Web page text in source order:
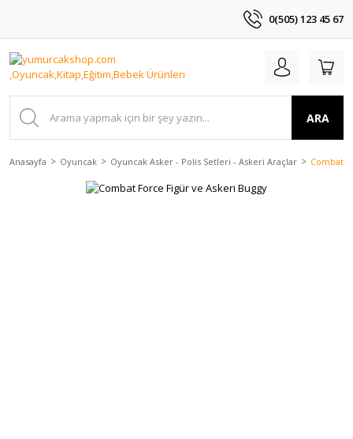
0(505) 123 45 67
ARA
Anasayfa Oyuncak Oyuncak Asker - Polis Setleri - Askeri Araçlar Combat